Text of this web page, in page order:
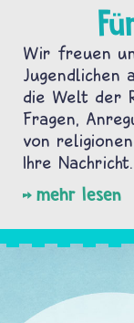
Wir freuen
Jugendlichen
die Welt der
Fragen,
von
Ihre Nachricht.
mehr lesen